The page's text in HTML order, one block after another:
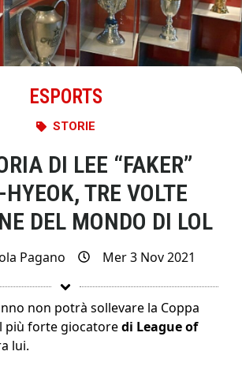
ESPORTS
STORIE
DI LEE “FAKER”
TRE VOLTE
DEL MONDO DI LOL
Pagano Mer 3 Nov 2021
non potrà sollevare la Coppa
più forte giocatoredi League of
lui.